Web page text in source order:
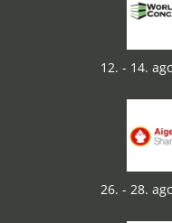
12. - 14.
26. - 28.